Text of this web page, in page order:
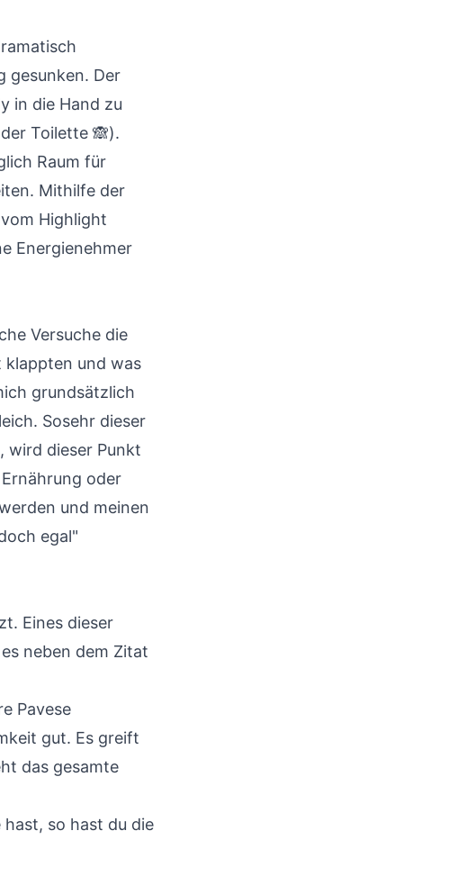
gesunken. Der
in die Hand zu
Toilette 🙈).
Raum für
Mithilfe der
Highlight
Energienehmer
Versuche die
klappten und was
grundsätzlich
Sosehr dieser
wird dieser Punkt
oder
und meinen
egal"
Eines dieser
neben dem Zitat
Pavese
gut. Es greift
das gesamte
so hast du die